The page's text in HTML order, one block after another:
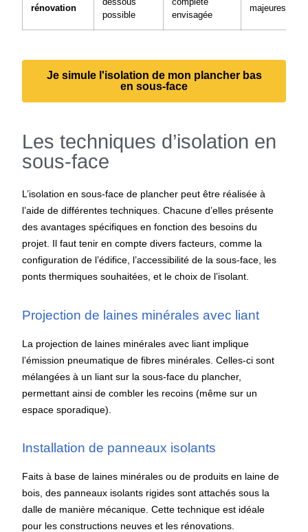
rénovation
possible
envisagée
majeures
Je simule l'isolation de mon plancher bas
en sous-face
Les techniques d’isolation en
sous-face
L’isolation en sous-face de plancher peut être réalisée à
l’aide de différentes techniques. Chacune d’elles présente
des avantages spécifiques en fonction des besoins du
projet. Il faut tenir en compte divers facteurs, comme la
configuration de l’édifice, l’accessibilité de la sous-face, les
ponts thermiques souhaitées, et le choix de l’isolant.
Projection de laines minérales avec liant
La projection de laines minérales avec liant implique
l’émission pneumatique de fibres minérales. Celles-ci sont
mélangées à un liant sur la sous-face du plancher,
permettant ainsi de combler les recoins (même sur un
espace sporadique).
Installation de panneaux isolants
Faits à base de laines minérales ou de produits en laine de
bois, des panneaux isolants rigides sont attachés sous la
dalle de manière mécanique. Cette technique est idéale
pour les constructions neuves et les rénovations.